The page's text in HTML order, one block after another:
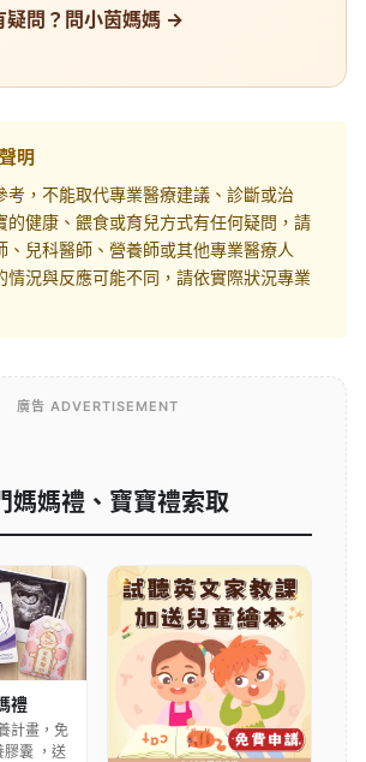
疑問？問小茵媽媽 →
明
考，不能取代專業醫療建議、診斷或治
的健康、餵食或育兒方式有任何疑問，請
、兒科醫師、營養師或其他專業醫療人
情況與反應可能不同，請依實際狀況專業
廣告 ADVERTISEMENT
媽媽禮、寶寶禮索取
禮
計畫，免
膠囊 ，送